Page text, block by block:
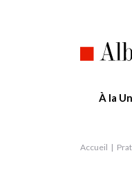
À la
Accueil